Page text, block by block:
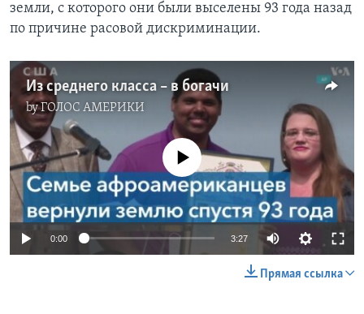
земли, с которого они были выселены 93 года назад
по причине расовой дискриминации.
Из среднего класса – в богачи
byГОЛОС АМЕРИКИ
No media source currently available
0:00 3:27
Прямая ссылка